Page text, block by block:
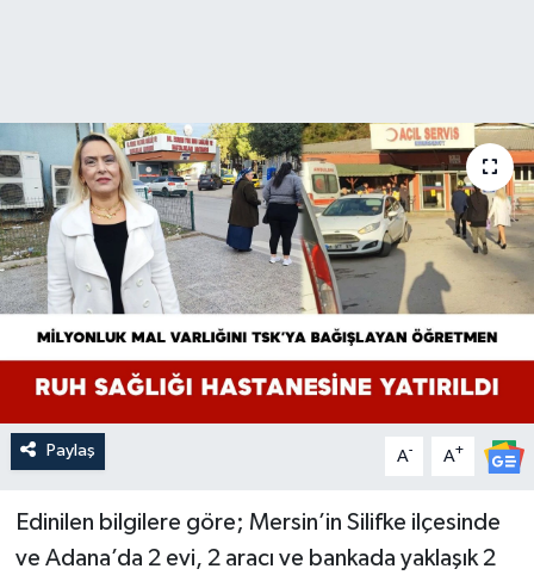
Paylaş A- A+
Edinilen bilgilere göre; Mersin’in Silifke ilçesinde
ve Adana’da 2 evi, 2 aracı ve bankada yaklaşık 2